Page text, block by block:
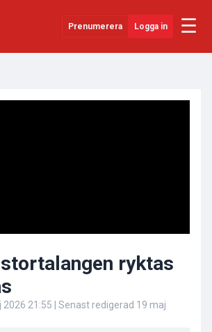
Prenumerera Logga in ☰
ryktas
2026 21:55 | Senast redigerad 19 maj